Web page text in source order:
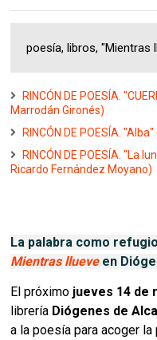
poesía, libros, "Mientras
RINCÓN DE POESÍA.
Marrodán Gironés)
RINCÓN DE POESÍA.
RINCÓN DE POESÍA. "La
Ricardo Fernández Moyano)
La palabra como
Mientras llueveen
El próximo jueves 14 de
librería Diógenes de
a la poesía para acoger